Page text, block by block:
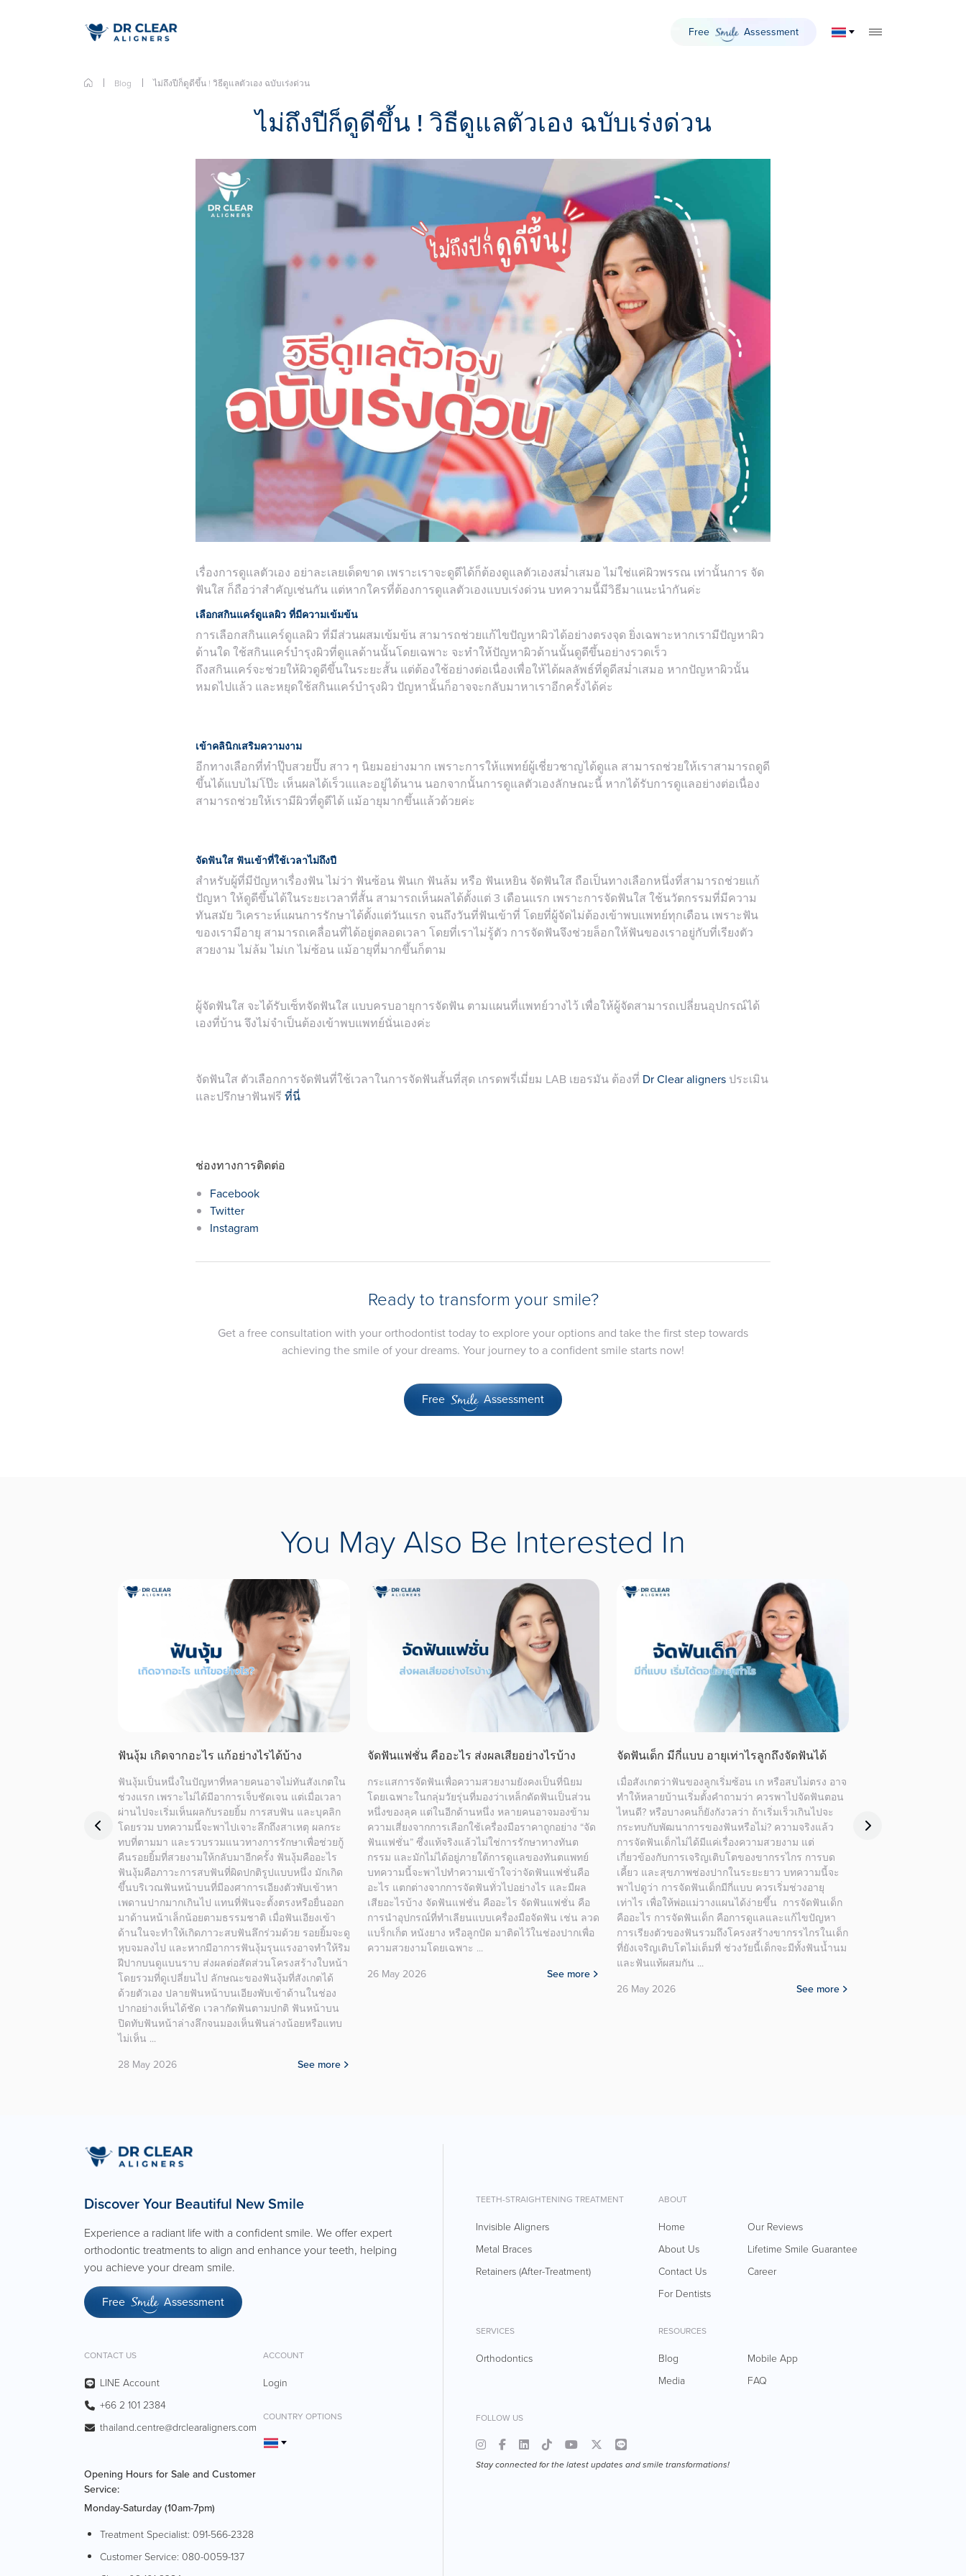
Free Smile Assessment TOGGLE MOBILE
Blog ไม่ถึงปีก็ดูดีขึ้น ! วิธีดูแลตัวเอง ฉบับเร่งด่วน
ไม่ถึงปีก็ดูดีขึ้น ! วิธีดูแลตัวเอง ฉบับเร่งด่วน
เรื่องการดูแลตัวเอง อย่าละเลยเด็ดขาด เพราะเราจะดูดีได้ก็ต้องดูแลตัวเองสม่ำเสมอ ไม่ใช่แค่ผิวพรรณ เท่านั้นการ จัด
ฟันใส ก็ถือว่าสำคัญเช่นกัน แต่หากใครที่ต้องการดูแลตัวเองแบบเร่งด่วน บทความนี้มีวิธีมาแนะนำกันค่ะ
เลือกสกินแคร์ดูแลผิว ที่มีความเข้มข้น
การเลือกสกินแคร์ดูแลผิว ที่มีส่วนผสมเข้มข้น สามารถช่วยแก้ไขปัญหาผิวได้อย่างตรงจุด ยิ่งเฉพาะหากเรามีปัญหาผิว
ด้านใด ใช้สกินแคร์บำรุงผิวที่ดูแลด้านนั้นโดยเฉพาะ จะทำให้ปัญหาผิวด้านนั้นดูดีขึ้นอย่างรวดเร็ว
ถึงสกินแคร์จะช่วยให้ผิวดูดีขึ้นในระยะสั้น แต่ต้องใช้อย่างต่อเนื่องเพื่อให้ได้ผลลัพธ์ที่ดูดีสม่ำเสมอ หากปัญหาผิวนั้น
หมดไปแล้ว และหยุดใช้สกินแคร์บำรุงผิว ปัญหานั้นก็อาจจะกลับมาหาเราอีกครั้งได้ค่ะ
เข้าคลินิกเสริมความงาม
อีกทางเลือกที่ทำปุ๊บสวยปั๊บ สาว ๆ นิยมอย่างมาก เพราะการให้แพทย์ผู้เชี่ยวชาญได้ดูแล สามารถช่วยให้เราสามารถดูดี
ขึ้นได้แบบไม่โป๊ะ เห็นผลได้เร็วแและอยู่ได้นาน นอกจากนั้นการดูแลตัวเองลักษณะนี้ หากได้รับการดูแลอย่างต่อเนื่อง
สามารถช่วยให้เรามีผิวที่ดูดีได้ แม้อายุมากขึ้นแล้วด้วยค่ะ
จัดฟันใส ฟันเข้าที่ใช้เวลาไม่ถึงปี
สำหรับผู้ที่มีปัญหาเรื่องฟัน ไม่ว่า ฟันซ้อน ฟันเก ฟันล้ม หรือ ฟันเหยิน จัดฟันใส ถือเป็นทางเลือกหนึ่งที่สามารถช่วยแก้
ปัญหา ให้ดูดีขึ้นได้ในระยะเวลาที่สั้น สามารถเห็นผลได้ตั้งแต่ 3 เดือนแรก เพราะการจัดฟันใส ใช้นวัตกรรมที่มีความ
ทันสมัย วิเคราะห์แผนการรักษาได้ตั้งแต่วันแรก จนถึงวันที่ฟันเข้าที่ โดยที่ผู้จัดไม่ต้องเข้าพบแพทย์ทุกเดือน เพราะฟัน
ของเรามีอายุ สามารถเคลื่อนที่ได้อยู่ตลอดเวลา โดยที่เราไม่รู้ตัว การจัดฟันจึงช่วยล็อกให้ฟันของเราอยู่กับที่เรียงตัว
สวยงาม ไม่ล้ม ไม่เก ไม่ซ้อน แม้อายุที่มากขึ้นก็ตาม
ผู้จัดฟันใส จะได้รับเซ็ทจัดฟันใส แบบครบอายุการจัดฟัน ตามแผนที่แพทย์วางไว้ เพื่อให้ผู้จัดสามารถเปลี่ยนอุปกรณ์ได้
เองที่บ้าน จึงไม่จำเป็นต้องเข้าพบแพทย์นั่นเองค่ะ
จัดฟันใส ตัวเลือกการจัดฟันที่ใช้เวลาในการจัดฟันสั้นที่สุด เกรดพรี่เมี่ยม LAB เยอรมัน ต้องที่ Dr Clear aligners ประเมิน
และปรึกษาฟันฟรี ที่นี่
ช่องทางการติดต่อ
Facebook
Twitter
Instagram
Ready to transform your smile?
Get a free consultation with your orthodontist today to explore your options and take the first step towards
achieving the smile of your dreams. Your journey to a confident smile starts now!
Free SmileAssessment
You May Also Be Interested In
Dr Clear Aligners ชูนวัตกรรมจัดฟันใส 3 มิติ ดึง
“เก่ง-น้ำปิง” ขึ้นแท่นพรีเซนเตอร์
กระแสความนิยมด้าน Cosmetic Dentistry ใน
ประเทศไทยยังเติบโตต่อเนื่อง โดยเฉพาะกลุ่ม “จัดฟัน
ใส” ที่กำลังกลายเป็นทางเลือกสำคัญของคนรุ่นใหม่
และวัยทำงานที่ให้ความสำคัญกับบุคลิกภาพ ความ
มั่นใจ และความคล่องตัวในการใช้ชีวิตประจำวัน
ล่าสุด บริษัท ดีซีเอ อินเตอร์เนชั่นแนล จำกัด (DCA
International) ผู้จัดจำหน่าย Dr Clear Aligners ...
8 June 2026
See more
เหงือกร่นเกิดขึ้นได้อย่างไร รู้ทันก่อนลุกลาม
เหงือกร่นเป็นปัญหาที่หลายคนเคยเจอ บางคนเห็นฟันดู
ยาวขึ้น บางคนเริ่มเสียวฟันหรือมีเลือดออกเวลาแปรง
ฟัน แม้จะไม่ใช่อาการที่เกิดกับทุกคน แต่ก็เป็นสัญญาณ
ที่ไม่ควรมองข้าม เพราะอาจเกี่ยวข้องกับการดูแลช่อง
ปาก บทความนี้จะพาคุณไปสำรวจว่า เหงือกร่นเกิด
จากอะไร และมีแนวทางรักษาอย่างไรเพื่อฟื้นฟูสุขภาพ
ช่องปาก เหงือกร่น หรือ Gum Recession คืออะไร
เหงือกร่นคือภาวะที่เนื้อเหงือกรอบฟันค่อย ๆ ลดระดับ
ลง จนเห็นส่วนของรากฟันมากขึ้น ลักษณะที่พบได้คือ
ฟันดูยาวขึ้นหรือมีร่องบริเวณคอฟัน ภาวะนี้ทำให้ฟัน
ไวต่อความรู้สึก ...
ฟันงุ้ม เกิดจากอะไร แก้อย่างไรได้บ้าง
ฟันงุ้มเป็นหนึ่งในปัญหาที่หลายคนอาจไม่ทันสังเกตใน
ช่วงแรก เพราะไม่ได้มีอาการเจ็บชัดเจน แต่เมื่อเวลา
ผ่านไปจะเริ่มเห็นผลกับรอยยิ้ม การสบฟัน และบุคลิก
โดยรวม บทความนี้จะพาไปเจาะลึกถึงสาเหตุ ผลกระ
ทบที่ตามมา และรวบรวมแนวทางการรักษาเพื่อช่วยกู้
คืนรอยยิ้มที่สวยงามให้กลับมาอีกครั้ง ฟันงุ้มคืออะไร
ฟันงุ้มคือภาวะการสบฟันที่ผิดปกติรูปแบบหนึ่ง มักเกิด
ขึ้นบริเวณฟันหน้าบนที่มีองศาการเอียงตัวพับเข้าหา
เพดานปากมากเกินไป แทนที่ฟันจะตั้งตรงหรือยื่นออก
มาด้านหน้าเล็กน้อยตามธรรมชาติ เมื่อฟันเอียงเข้า
ด้านในจะทำให้เกิดภาวะสบฟันลึกร่วมด้วย รอยยิ้มจะดู
หุบจมลงไป และหากมีอาการฟันงุ้มรุนแรงอาจทำให้ริม
ฝีปากบนดูแบนราบ ส่งผลต่อสัดส่วนโครงสร้างใบหน้า
ด้วยตัวเอง ปลายฟันหน้าบนเอียงพับเข้าด้านในช่อง
ความเสี่ยงจากการเลื
Discover Your Beautiful New Smile
Experience a radiant life with a confident smile. We offer expert
orthodontic treatments to align and enhance your teeth, helping
you achieve your dream smile.
Free Smile Assessment
CONTACT US
LINE Account
+66 2 101 2384
thailand.centre@drclearaligners.com
Opening Hours for Sale and Customer
Service:
Monday-Saturday (10am-7pm)
Treatment Specialist: 091-566-2328
Customer Service: 080-0059-137
ACCOUNT
Login
COUNTRY OPTIONS
TEETH-STRAIGHTENING TREATMENT
Invisible Aligners
Metal Braces
Retainers (After-Treatment)
ABOUT
Home
About Us
Contact Us
For Dentists
Our Reviews
Lifetime Smile Guarantee
Career
SERVICES
Orthodontics
RESOURCES
Blog
Media
Mobile App
FAQ
FOLLOW US
Stay connected for the latest updates and smile transformations!